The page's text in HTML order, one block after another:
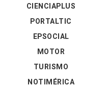
CIENCIAPLUS
PORTALTIC
EPSOCIAL
MOTOR
TURISMO
NOTIMÉRICA